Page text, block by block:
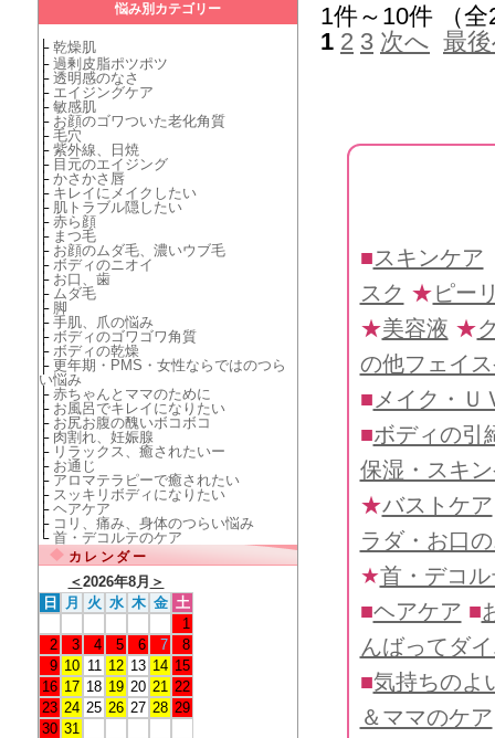
悩み別カテゴリー
├ 乾燥肌
├ 過剰皮脂ポツポツ
├ 透明感のなさ
├ エイジングケア
├ 敏感肌
├ お顔のゴワついた老化角質
├ 毛穴
├ 紫外線、日焼
├ 目元のエイジング
├ かさかさ唇
├ キレイにメイクしたい
├ 肌トラブル隠したい
├ 赤ら顔
├ まつ毛
├ お顔のムダ毛、濃いウブ毛
├ ボディのニオイ
├ お口、歯
├ ムダ毛
├ 脚
├ 手肌、爪の悩み
├ ボディのゴワゴワ角質
├ ボディの乾燥
├ 更年期・PMS・女性ならではのつら
い悩み
├ 赤ちゃんとママのために
├ お風呂でキレイになりたい
├ お尻お腹の醜いボコボコ
├ 肉割れ、妊娠腺
├ リラックス、癒されたいー
├ お通じ
├ アロマテラピーで癒されたい
├ スッキリボディになりたい
├ ヘアケア
├ コリ、痛み、身体のつらい悩み
└ 首・デコルテのケア
カレンダー
＜2026年8月 ＞
日
月 火 水 木 金 土
1
2
3 4 5 6 7
8
9 10 11 12 13 14 15
16 17 18 19 20 21 22
23 24 25 26 27 28 29
30 31
1件～10件 （
1 2 3 次へ 最
■スキンケア
スク ★ピー
★美容液 ★
の他フェイ
■ メイク・Ｕ
■ボディの引
保湿・スキ
★バストケア
ラダ・お口
★首・デコ
■ヘアケア ■
んばってダ
■気持ちのよ
＆ママのケア